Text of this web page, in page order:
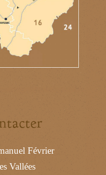
Février
Vallées